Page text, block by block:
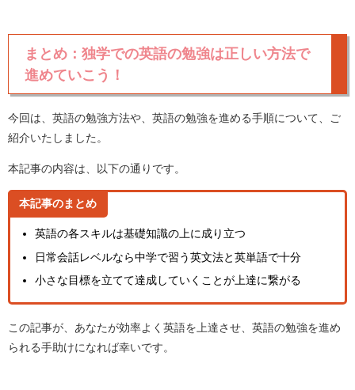
まとめ：独学での英語の勉強は正しい方法で
進めていこう！
今回は、英語の勉強方法や、英語の勉強を進める手順について、ご
紹介いたしました。
本記事の内容は、以下の通りです。
本記事のまとめ
英語の各スキルは基礎知識の上に成り立つ
日常会話レベルなら中学で習う英文法と英単語で十分
小さな目標を立てて達成していくことが上達に繋がる
この記事が、あなたが効率よく英語を上達させ、英語の勉強を進め
られる手助けになれば幸いです。